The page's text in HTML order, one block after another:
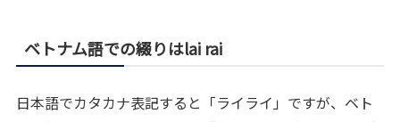
ベトナム語での綴りはlai rai
日本語でカタカナ表記すると「ライライ」ですが、ベト